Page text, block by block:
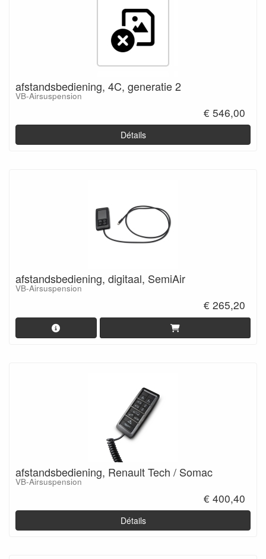
afstandsbediening, 4C, generatie 2
VB-Airsuspension
€ 546,00
Détails
afstandsbediening, digitaal, SemiAir
VB-Airsuspension
€ 265,20
afstandsbediening, Renault Tech / Somac
VB-Airsuspension
€ 400,40
Détails